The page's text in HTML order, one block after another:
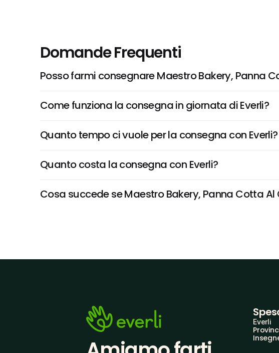
Domande Frequenti
Posso farmi consegnare Maestro Bakery, Panna
Come funziona la consegna in giornata di Everli?
Quanto tempo ci vuole per la consegna con Everli?
Quanto costa la consegna con Everli?
Cosa succede se Maestro Bakery, Panna Cotta
Everli